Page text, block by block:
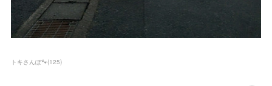
トキさんぽ🐾(125)